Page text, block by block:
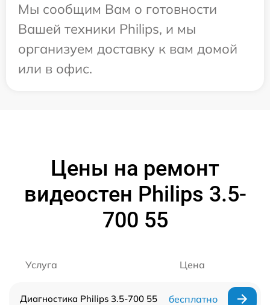
Мы сообщим Вам о готовности
Вашей техники Philips, и мы
организуем доставку к вам домой
или в офис.
Цены на ремонт
видеостен Philips 3.5-
700 55
Услуга Цена
Диагностика Philips 3.5-700 55 бесплатно